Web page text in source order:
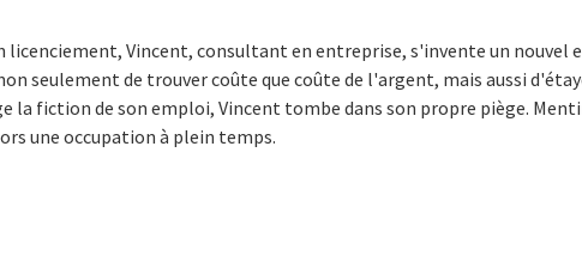
licenciement, Vincent, consultant en entreprise, s'invente un nouvel
seulement de trouver coûte que coûte de l'argent, mais aussi
la fiction de son emploi, Vincent tombe dans son propre piège.
une occupation à plein temps.